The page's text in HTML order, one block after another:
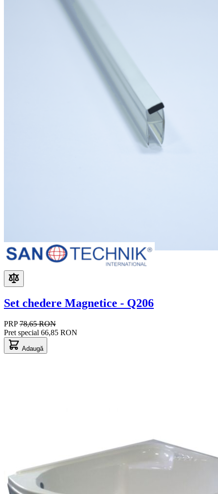
Set chedere Magnetice - Q206
PRP 78,65 RON
Pret special 66,85 RON
Adaugă